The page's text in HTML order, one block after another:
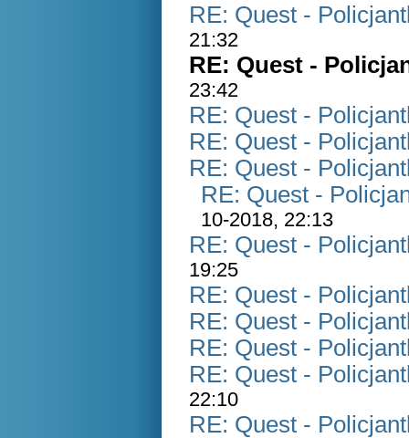
RE: Quest -
21:32
RE: Quest -
23:42
RE: Quest -
RE: Quest -
RE: Quest -
RE: Quest -
10-2018, 22:13
RE: Quest -
19:25
RE: Quest -
RE: Quest -
RE: Quest -
RE: Quest -
22:10
RE: Quest -